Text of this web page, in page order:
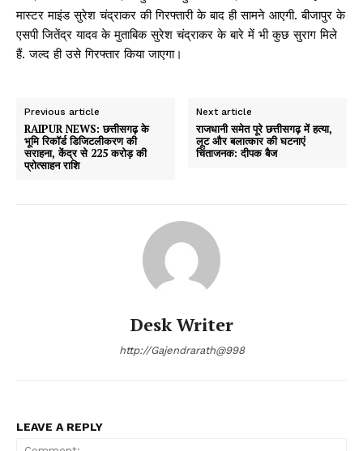
मास्टर माइंड सुरेश चंद्राकर की गिरफ्तारी के बाद ही सामने आएगी. बीजापुर के
एसपी जितेंद्र यादव के मुताबिक सुरेश चंद्राकर के बारे में भी कुछ सुराग मिले
हैं. जल्द ही उसे गिरफ्तार किया जाएगा।
Previous article
RAIPUR NEWS: छत्तीसगढ़ के
भूमि रिकॉर्ड डिजिटलीकरण की
सराहना, केंद्र से 225 करोड़ की
प्रोत्साहन राशि
Next article
राजधानी समेत पूरे छत्तीसगढ़ में हत्या,
लूट और बलात्कार की घटनाएं
चिंताजनक: दीपक बैज
Desk Writer
http://Gajendrarath@998
LEAVE A REPLY